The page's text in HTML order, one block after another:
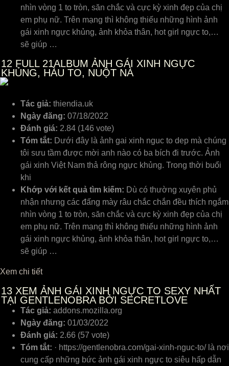
nhìn vòng 1 to tròn, săn chắc và cực kỳ xinh đẹp của chị
em phụ nữ. Trên mạng thì không thiếu những hình ảnh
gái xinh ngực khủng, ảnh khỏa thân, hot girl ngực to,…
sẽ giúp …
12 FULL 21ALBUM ẢNH GÁI XINH NGỰC
KHỦNG, HÀU TO, NUỘT NÀ
Tác giả: thiendia.uk
Ngày đăng: 07/18/2022
Đánh giá: 2.84 (146 vote)
Tóm tắt: Dưới đây là ảnh gai xinh nguc to dep mà chúng
tôi sưu tầm được mời anh nào có ba bích đi trước. Ảnh
gái xinh Việt Nam thả rông ngực khủng. Trong thời buổi
khi
Khớp với kết quả tìm kiếm: Dù có thường xuyên phủ
nhận nhưng các đấng mày râu chắc chắn đều thích ngắm
nhìn vòng 1 to tròn, săn chắc và cực kỳ xinh đẹp của chị
em phụ nữ. Trên mạng thì không thiếu những hình ảnh
gái xinh ngực khủng, ảnh khỏa thân, hot girl ngực to,…
sẽ giúp …
Xem chi tiết
13 XEM ẢNH GÁI XINH NGỰC TO SEXY NHẤT
TẠI GENTLENOBRA BỞI SECRETLOVE
Tác giả: addons.mozilla.org
Ngày đăng: 01/03/2022
Đánh giá: 2.66 (57 vote)
Tóm tắt: · https://gentlenobra.com/gai-xinh-nguc-to/ là nơi
cung cấp những bức ảnh gái xinh ngực to siêu hấp dẫn